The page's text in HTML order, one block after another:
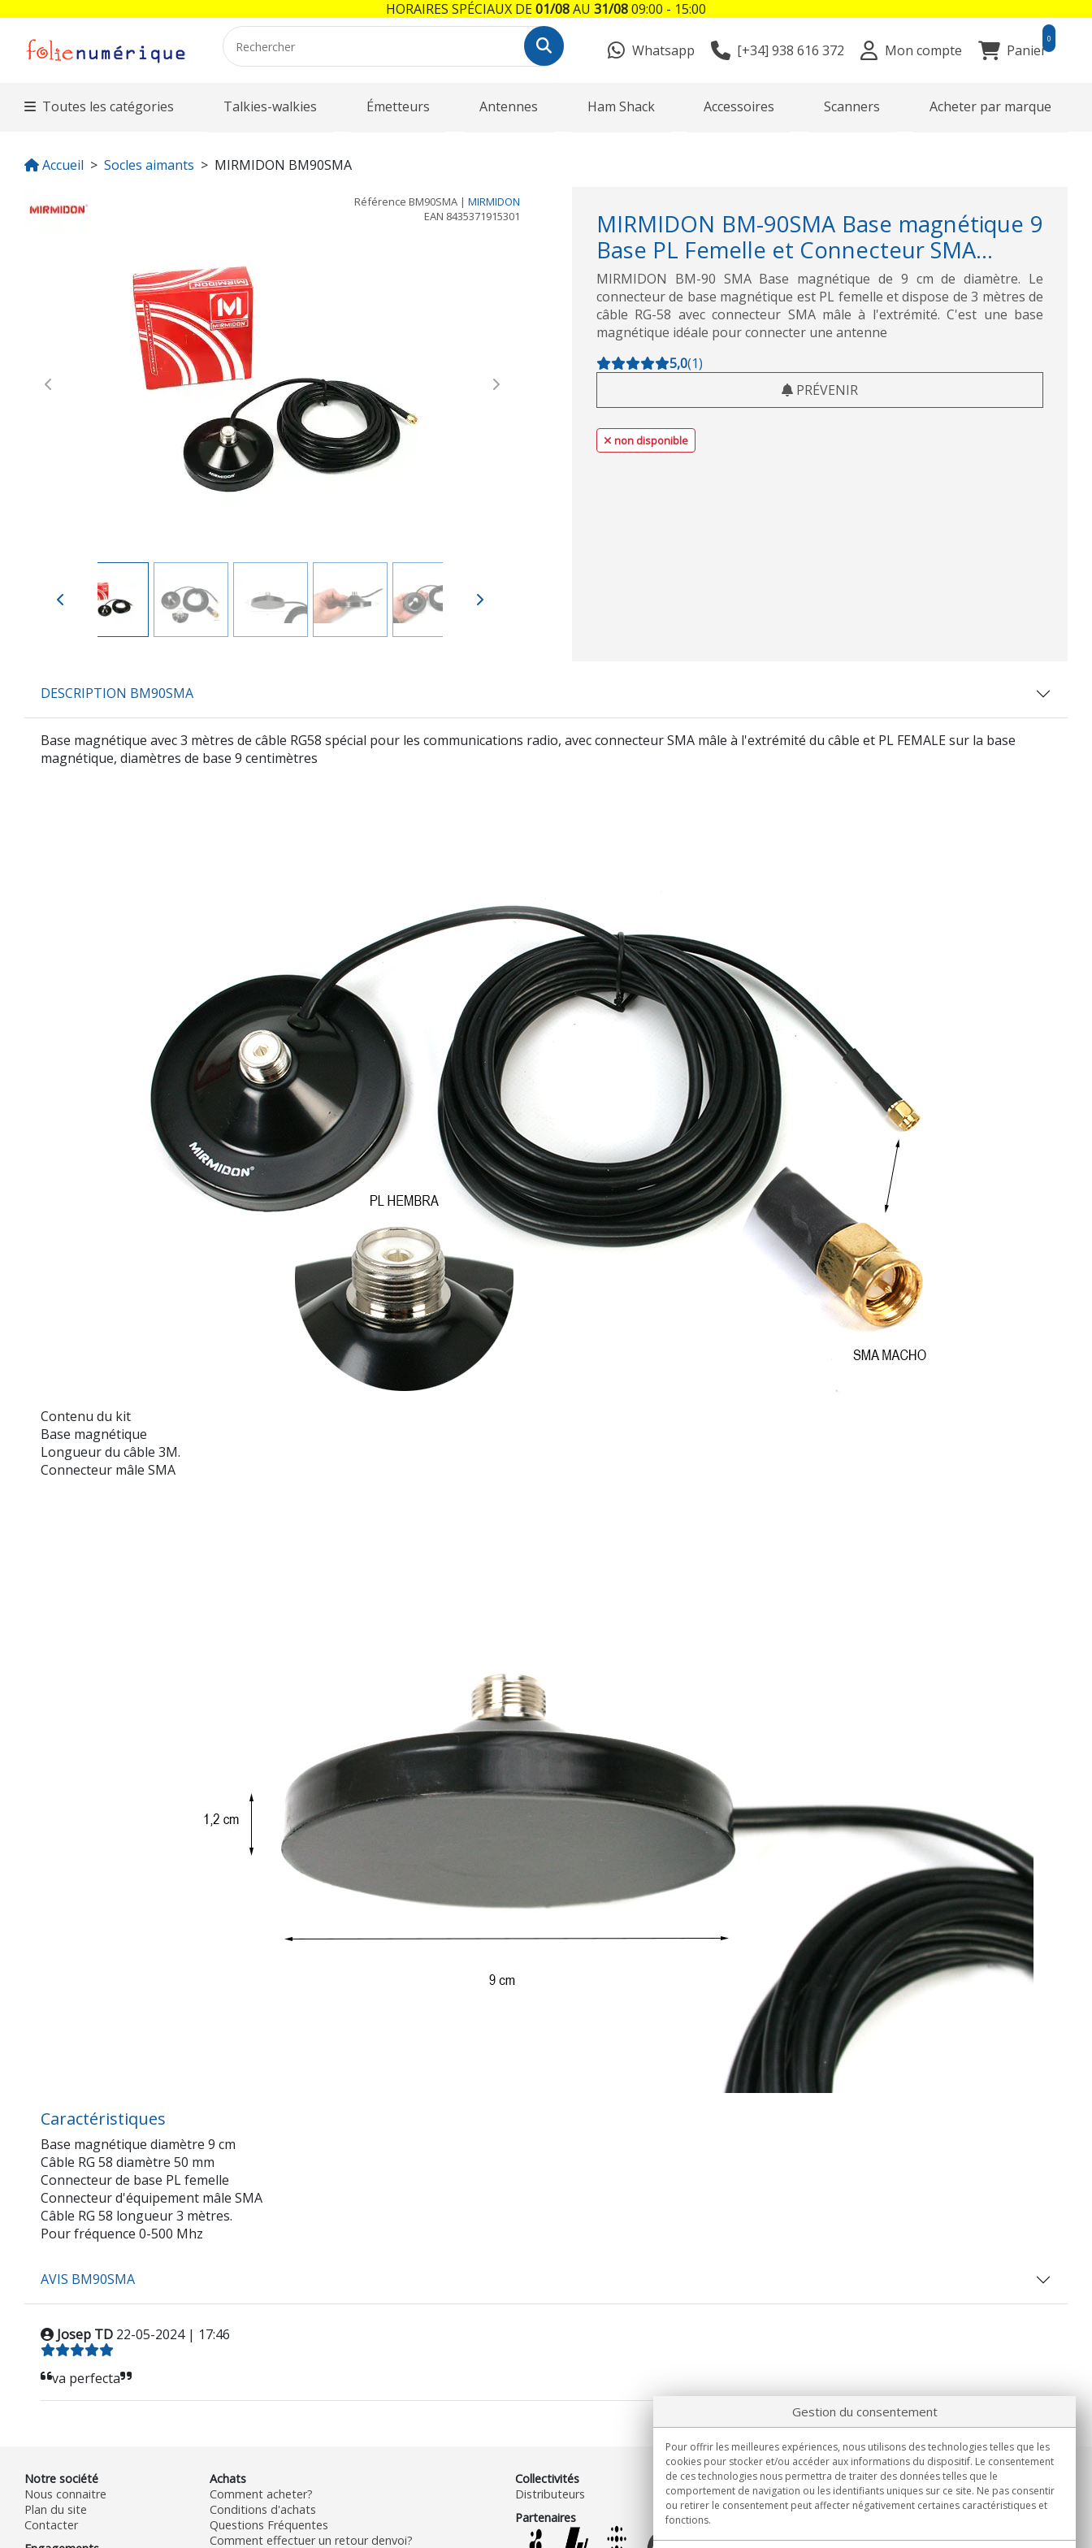
Whatsapp [+34] 938 616 372 Mon compte Panier
0
Toutes les catégories Talkies-walkies Émetteurs Antennes Ham Shack Accessoires Scanners Acheter par marque
Accueil Socles aimants MIRMIDON BM90SMA
Référence BM90SMA | MIRMIDON
EAN 8435371915301
Previous Next
MIRMIDON BM-90SMA Base magnétique 9
Base PL Femelle et Connecteur SMA...
MIRMIDON BM-90 SMA Base magnétique de 9 cm de diamètre. Le
connecteur de base magnétique est PL femelle et dispose de 3 mètres de
câble RG-58 avec connecteur SMA mâle à l'extrémité. C'est une base
magnétique idéale pour connecter une antenne
5,0(1)
PRÉVENIR
non disponible
DESCRIPTION BM90SMA
Base magnétique avec 3 mètres de câble RG58 spécial pour les communications radio, avec connecteur SMA mâle à l'extrémité du câble et PL FEMALE sur la base
magnétique, diamètres de base 9 centimètres
Contenu du kit
Base magnétique
Longueur du câble 3M.
Connecteur mâle SMA
Caractéristiques
Base magnétique diamètre 9 cm
Câble RG 58 diamètre 50 mm
Connecteur de base PL femelle
Connecteur d'équipement mâle SMA
Câble RG 58 longueur 3 mètres.
Pour fréquence 0-500 Mhz
AVIS BM90SMA
Josep TD 22-05-2024 | 17:46
va perfecta
Notre société
Nous connaitre
Plan du site
Contacter
Achats
Comment acheter?
Conditions d'achats
Questions Fréquentes
Comment effectuer un retour denvoi?
Collectivités
Distributeurs
Partenaires
Informations
Lun.-Ven. 9h00 - 15h00.
Livraison en
Gestion du consentement
Pour offrir les meilleures expériences, nous utilisons des technologies telles que les
cookies pour stocker et/ou accéder aux informations du dispositif. Le consentement
de ces technologies nous permettra de traiter des données telles que le
comportement de navigation ou les identifiants uniques sur ce site. Ne pas consentir
ou retirer le consentement peut affecter négativement certaines caractéristiques et
fonctions.
HORAIRES SPÉCIAUX DE01/08AU 31/0809:00 - 15:00